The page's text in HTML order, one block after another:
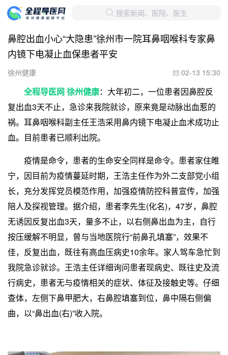
 搜索新闻、医院、医生
鼻腔出血小心“大隐患”徐州市一院耳鼻咽喉科专家鼻
内镜下电凝止血保患者平安
徐州健康  02-13 15:30
全程导医网 徐州健康：大年初二，一位患者因鼻腔反
复出血3天不止，急诊来我院就诊，原来竟是动脉出血惹的
祸。耳鼻咽喉科副主任王浩采用鼻内镜下电凝止血术成功止
血。目前患者已顺利出院。
疫情是命令，患者的生命安全同样是命令。患者家住睢
宁，因目前为疫情蔓延时期，王浩主任作为外二支部党小组
长，充分发挥党员模范作用，加强疫情防控科普宣传，加强
陪人及探视管理。据介绍，患者李先生(化名)，47岁，鼻腔
无诱因反复出血3天，量多不止，以右侧鼻出血为主，自行
按压缓解不明显，曾与当地医院行“前鼻孔填塞”，效果不
佳，反复出血，既往有高血压病史10余年。家人驾车急忙到
我院急诊就诊。王浩主任详细询问患者现病史、既往史及流
行病史，患者无与疫情相关的症状、体征及接触史等。仔细
查体，左侧下鼻甲肥大，右鼻腔填塞到位，鼻中隔右侧偏
曲，以“鼻出血(右)”收入院。